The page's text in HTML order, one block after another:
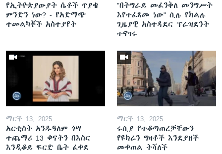
የኢትዮጵያውያት ሴቶች ጥያቄ
ምንድን ነው? - የአድማጭ
ተመልካቾች አስተያየት
"በትግራይ መፈንቅለ መንግሥት
እየተፈጸመ ነው" ሲሉ የክልሉ
ጊዜያዊ አስተዳደር ፕሬዝደንት
ተናገሩ
ማርች 13, 2025
አርቲስት አንዱዓለም ጎሣ
ተጨማሪ 13 ቀናትን በእስር
እንዲቆይ ፍርድ ቤት ፈቀደ
ማርች 13, 2025
ሩሲያ የተቆጣጠረቻቸውን
የዩክሬን ግዛቶች እንደያዘች
መቀጠል ትሻለች